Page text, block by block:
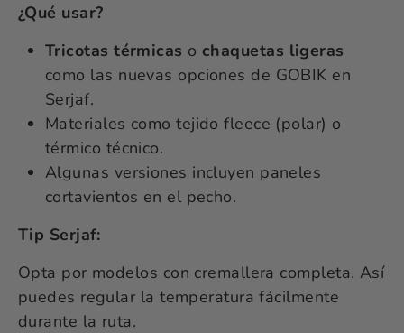
¿Qué usar?
Tricotas térmicas ochaquetas ligeras
como las nuevas opciones de GOBIK en
Serjaf.
Materiales como tejido fleece (polar) o
térmico técnico.
Algunas versiones incluyen paneles
cortavientos en el pecho.
Tip Serjaf:
Opta por modelos con cremallera completa. Así
puedes regular la temperatura fácilmente
durante la ruta.